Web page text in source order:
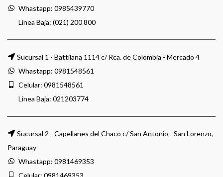
Whastapp: 0985439770
Linea Baja: (021) 200 800
Sucursal 1 - Battilana 1114 c/ Rca. de Colombia - Mercado 4
Whastapp: 0981548561
Celular: 0981548561
Linea Baja: 021203774
Sucursal 2 - Capellanes del Chaco c/ San Antonio - San Lorenzo,
Paraguay
Whastapp: 0981469353